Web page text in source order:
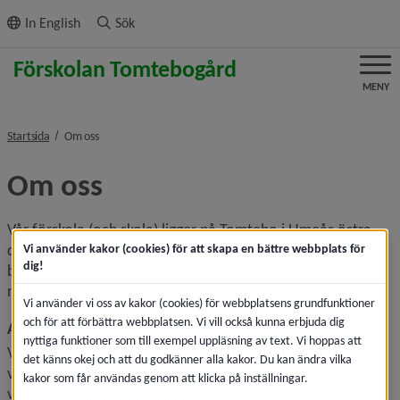
innehållet
In English Sök
MENY
Startsida Om ossnivå i brödsmulenavigeringen
Om oss
Vår förskola (och skola) ligger på Tomtebo i Umeås östra
del, nära naturen vid Nydalasjöns strand. Här leker cirka 70
barn tillsammans. Hos oss känner vi den härliga lukten av
nylagad mat under dagen då vi har eget tillagningskök.
Alla barn är allas barn
Vi lär, samarbetar och tar ansvar för en hållbar livsstil och
värld. Vi trivs och bygger framtiden tillsammans. Denna
vision är i högsta grad levande i vår vardag och visar sig
Vi använder kakor (cookies) för att skapa en bättre webbplats för
dig!
Vi använder vi oss av kakor (cookies) för webbplatsens grundfunktioner
och för att förbättra webbplatsen. Vi vill också kunna erbjuda dig
nyttiga funktioner som till exempel uppläsning av text. Vi hoppas att
det känns okej och att du godkänner alla kakor. Du kan ändra vilka
kakor som får användas genom att klicka på inställningar.